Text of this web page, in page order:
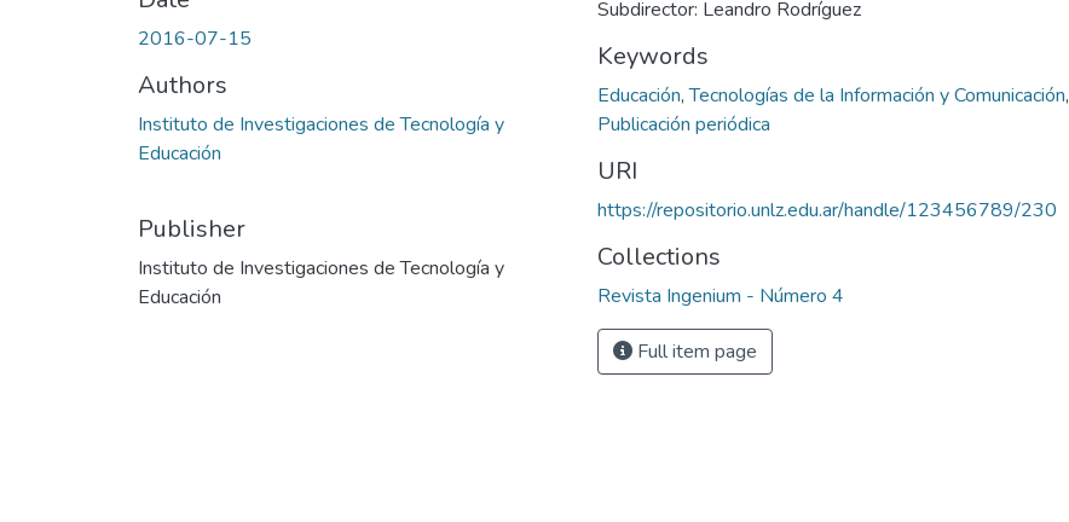
2016-07-15
Authors
Instituto de Investigaciones de Tecnología y
Educación
Publisher
Instituto de Investigaciones de Tecnología y
Educación
Subdirector: Leandro Rodríguez
Keywords
Educación,Tecnologías de la Información y Comunicación,
Publicación periódica
URI
https://repositorio.unlz.edu.ar/handle/123456789/230
Collections
Revista Ingenium - Número 4
Full item page